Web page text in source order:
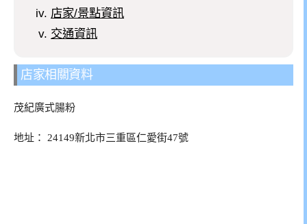
店家/景點資訊
交通資訊
店家相關資料
茂紀廣式腸粉
地址： 24149新北市三重區仁愛街47號